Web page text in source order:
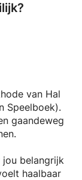
van Hal
Speelboek).
gaandeweg
jou belangrijk
haalbaar